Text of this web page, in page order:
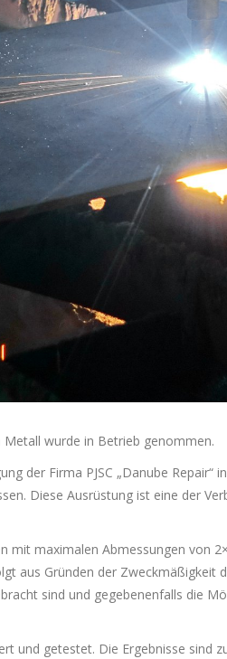
wurde in Betrieb genommen.
der Firma PJSC „Danube
Diese Ausrüstung ist eine der
mit maximalen Abmessungen von
aus Gründen der
sind und gegebenenfalls die
und getestet. Die Ergebnisse